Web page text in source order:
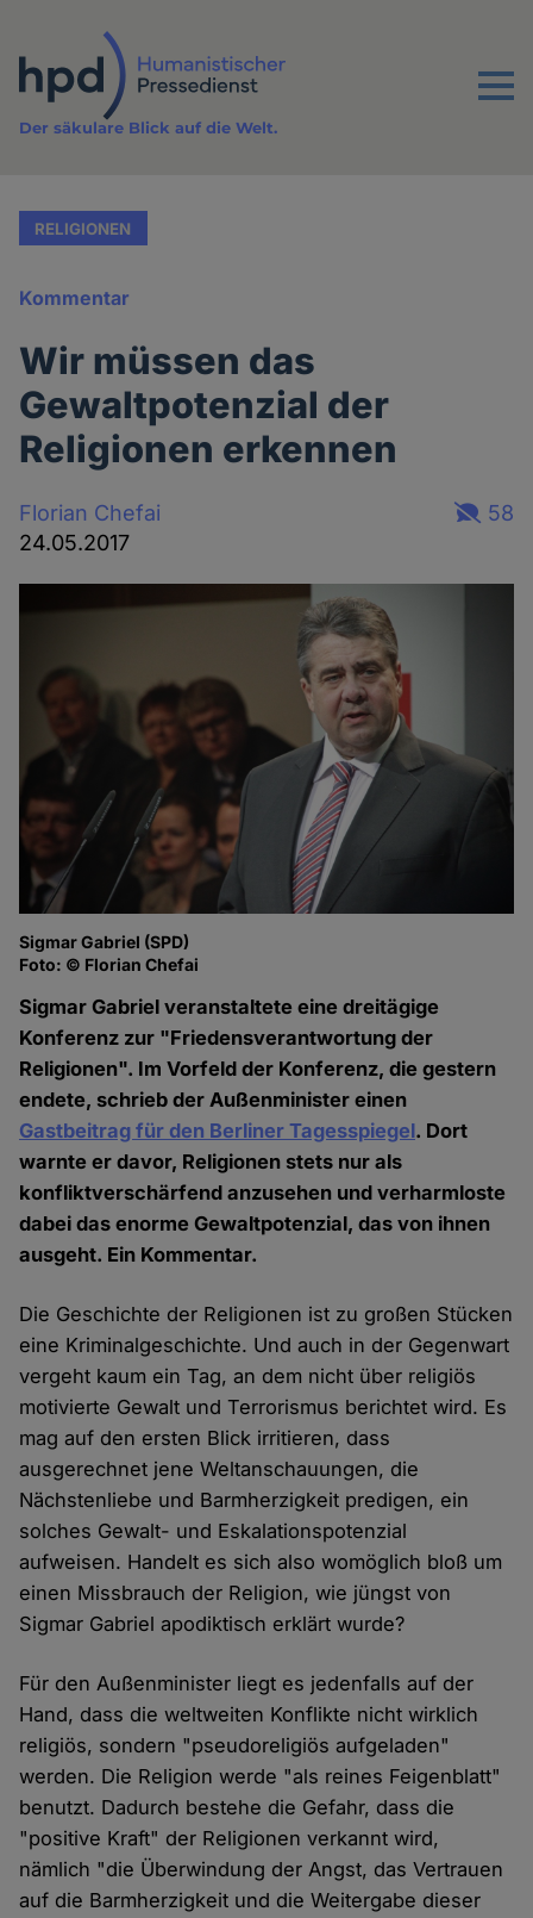
Inhalt
Menu
Der säkulare Blick auf die Welt.
RELIGIONEN
Kommentar
Wir müssen das
Gewaltpotenzial der
Religionen erkennen
Florian Chefai
24.05.2017
58
Sigmar Gabriel (SPD)
Foto: © Florian Chefai
Sigmar Gabriel veranstaltete eine dreitägige
Konferenz zur "Friedensverantwortung der
Religionen". Im Vorfeld der Konferenz, die gestern
endete, schrieb der Außenminister einen
Gastbeitrag für den Berliner Tagesspiegel. Dort
warnte er davor, Religionen stets nur als
konfliktverschärfend anzusehen und verharmloste
dabei das enorme Gewaltpotenzial, das von ihnen
ausgeht. Ein Kommentar.
Die Geschichte der Religionen ist zu großen Stücken
eine Kriminalgeschichte. Und auch in der Gegenwart
vergeht kaum ein Tag, an dem nicht über religiös
motivierte Gewalt und Terrorismus berichtet wird. Es
mag auf den ersten Blick irritieren, dass
ausgerechnet jene Weltanschauungen, die
Nächstenliebe und Barmherzigkeit predigen, ein
solches Gewalt- und Eskalationspotenzial
aufweisen. Handelt es sich also womöglich bloß um
einen Missbrauch der Religion, wie jüngst von
Sigmar Gabriel apodiktisch erklärt wurde?
Für den Außenminister liegt es jedenfalls auf der
Hand, dass die weltweiten Konflikte nicht wirklich
religiös, sondern "pseudoreligiös aufgeladen"
werden. Die Religion werde "als reines Feigenblatt"
benutzt. Dadurch bestehe die Gefahr, dass die
"positive Kraft" der Religionen verkannt wird,
nämlich "die Überwindung der Angst, das Vertrauen
auf die Barmherzigkeit und die Weitergabe dieser